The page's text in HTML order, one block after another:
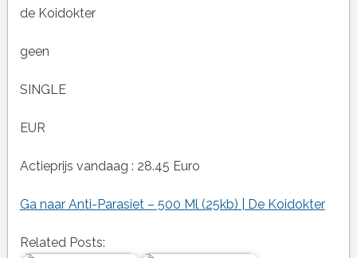
de Koidokter
geen
SINGLE
EUR
Actieprijs vandaag : 28.45 Euro
Ga naar Anti-Parasiet – 500 Ml (25kb) | De Koidokter
Related Posts: